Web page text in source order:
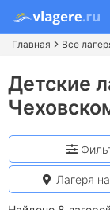
Главная Все
Детские
Лагеря